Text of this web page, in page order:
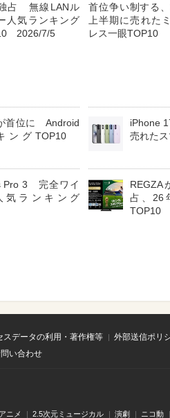
占 無線LANル
人気ランキング
2026/7/5
首位争い制する
上半期に売れた
レス一眼TOP10
首位に Android
ングTOP10
iPhone
売れた
Pro 3 完全ワイ
気ランキング
REGZA
占、26
TOP10
スデータの利用・著作権等 外部送信ポリ
い合わせ
アニメ 2.5次元ミュージカル 演劇 ニコ動